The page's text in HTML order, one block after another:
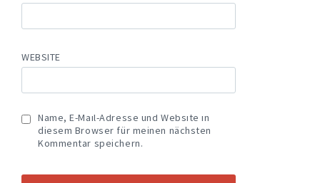
WEBSITE
Name, E-Mail-Adresse und Website in
diesem Browser für meinen nächsten
Kommentar speichern.